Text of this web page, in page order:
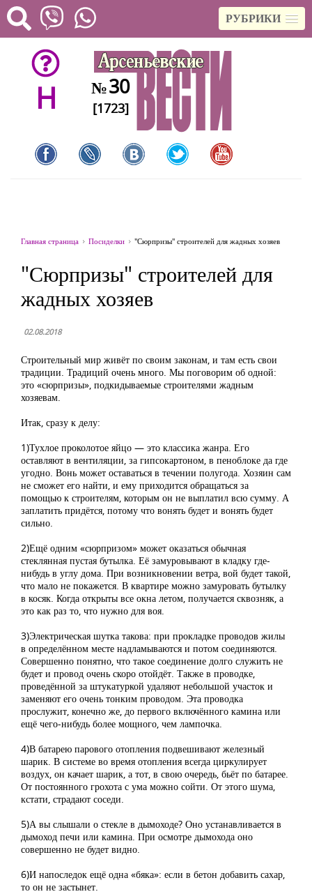
РУБРИКИ
H №30
[1723]
Главная страница Посиделки "Сюрпризы" строителей для жадных хозяев
"Сюрпризы" строителей для
жадных хозяев
02.08.2018
Строительный мир живёт по своим законам, и там есть свои
традиции. Традиций очень много. Мы поговорим об одной:
это «сюрпризы», подкидываемые строителями жадным
хозяевам.
Итак, сразу к делу:
1)Тухлое проколотое яйцо — это классика жанра. Его
оставляют в вентиляции, за гипсокартоном, в пеноблоке да где
угодно. Вонь может оставаться в течении полугода. Хозяин сам
не сможет его найти, и ему приходится обращаться за
помощью к строителям, которым он не выплатил всю сумму. А
заплатить придётся, потому что вонять будет и вонять будет
сильно.
2)Ещё одним «сюрпризом» может оказаться обычная
стеклянная пустая бутылка. Её замуровывают в кладку где-
нибудь в углу дома. При возникновении ветра, вой будет такой,
что мало не покажется. В квартире можно замуровать бутылку
в косяк. Когда открыты все окна летом, получается сквозняк, а
это как раз то, что нужно для воя.
3)Электрическая шутка такова: при прокладке проводов жилы
в определённом месте надламываются и потом соединяются.
Совершенно понятно, что такое соединение долго служить не
будет и провод очень скоро отойдёт. Также в проводке,
проведённой за штукатуркой удаляют небольшой участок и
заменяют его очень тонким проводом. Эта проводка
прослужит, конечно же, до первого включённого камина или
ещё чего-нибудь более мощного, чем лампочка.
4)В батарею парового отопления подвешивают железный
шарик. В системе во время отопления всегда циркулирует
воздух, он качает шарик, а тот, в свою очередь, бьёт по батарее.
От постоянного грохота с ума можно сойти. От этого шума,
кстати, страдают соседи.
5)А вы слышали о стекле в дымоходе? Оно устанавливается в
дымоход печи или камина. При осмотре дымохода оно
совершенно не будет видно.
6)И напоследок ещё одна «бяка»: если в бетон добавить сахар,
то он не застынет.